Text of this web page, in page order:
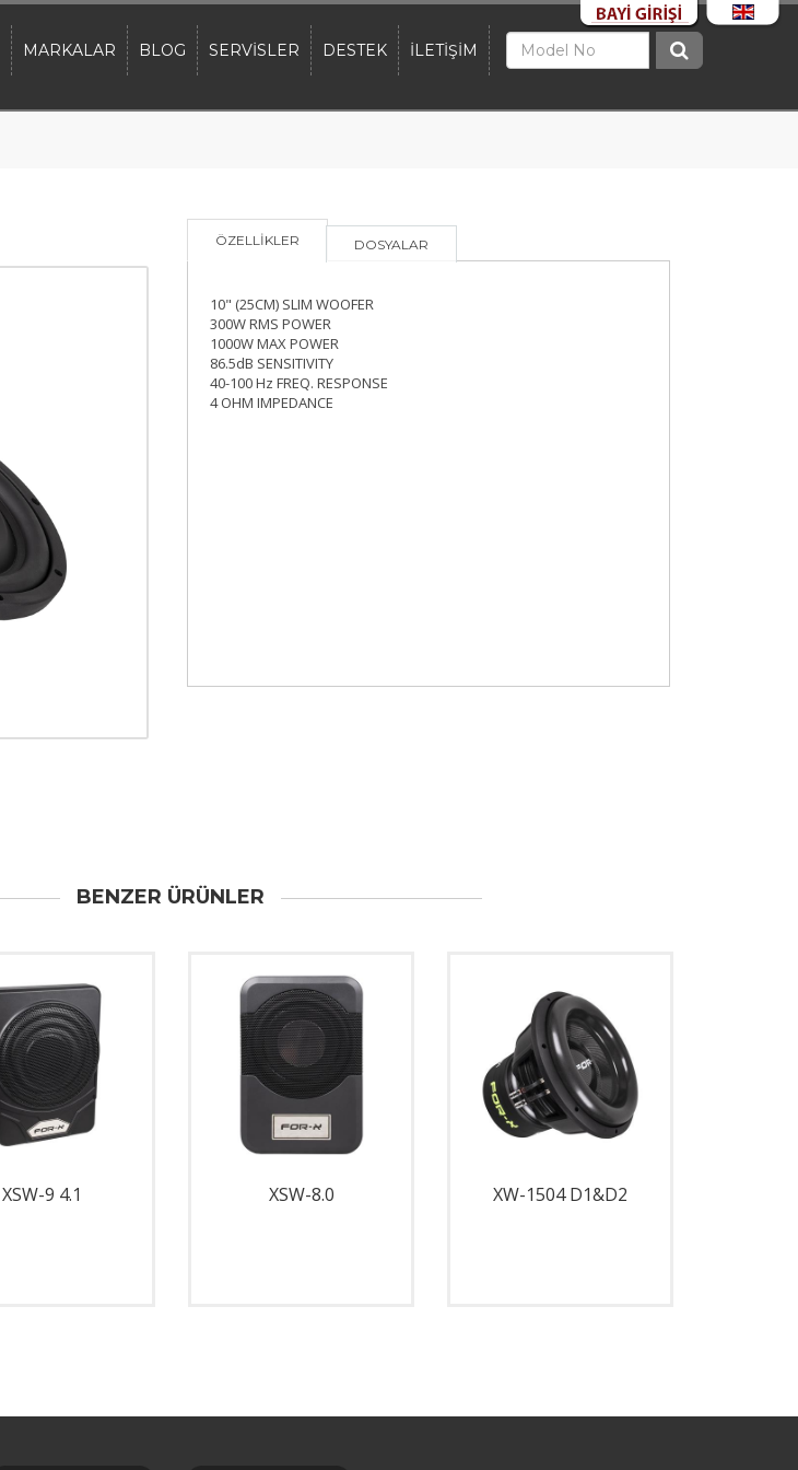
MARKALAR BLOG SERVİSLER DESTEK İLETİŞİM
ÖZELLİKLER DOSYALAR
10" (25CM) SLIM WOOFER
300W RMS POWER
1000W MAX POWER
86.5dB SENSITIVITY
40-100 Hz FREQ. RESPONSE
4 OHM IMPEDANCE
BENZER ÜRÜNLER
XSW-9 4.1 XSW-8.0 XW-1504 D1&D2